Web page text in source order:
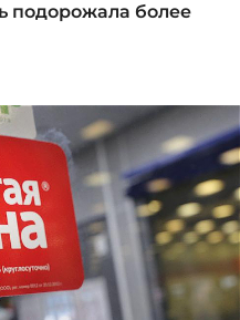
подорожала более